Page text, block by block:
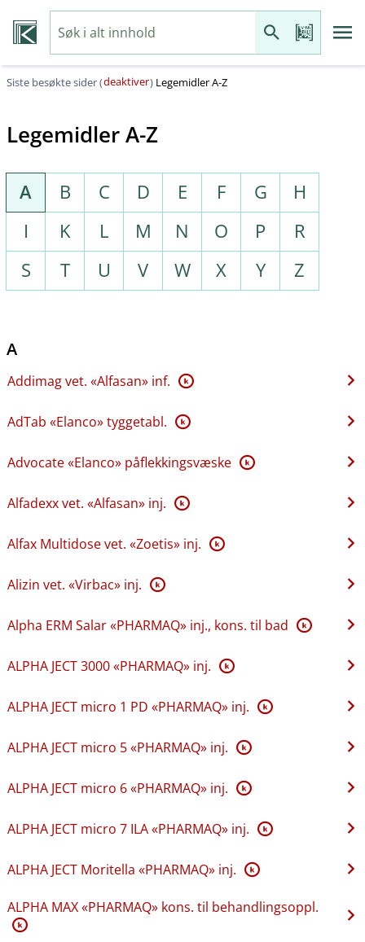
Siste besøkte sider (deaktiver) Legemidler A-Z
Legemidler A-Z
A B C D E F G
H
I
K L M N O P
R
S
T U V W X Y Z
A
Addimag vet. «Alfasan» inf. K
AdTab «Elanco» tyggetabl. K
Advocate «Elanco» påflekkingsvæske K
Alfadexx vet. «Alfasan» inj. K
Alfax Multidose vet. «Zoetis» inj. K
Alizin vet. «Virbac» inj. K
Alpha ERM Salar «PHARMAQ» inj., kons. til bad K
ALPHA JECT 3000 «PHARMAQ» inj. K
ALPHA JECT micro 1 PD «PHARMAQ» inj. K
ALPHA JECT micro 5 «PHARMAQ» inj. K
ALPHA JECT micro 6 «PHARMAQ» inj. K
ALPHA JECT micro 7 ILA «PHARMAQ» inj. K
ALPHA JECT Moritella «PHARMAQ» inj. K
ALPHA MAX «PHARMAQ» kons. til behandlingsoppl.
K